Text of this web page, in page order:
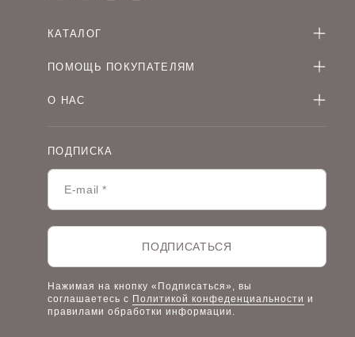
КАТАЛОГ
Детская одежда оптом
ПОМОЩЬ ПОКУПАТЕЛЯМ
Условия сотрудничества
Таблицы размеров
О НАС
Политика конфиденциальности
Наши дилеры
Наш розничный интернет-магазин
ПОДПИСКА
ПОДПИСАТЬСЯ
Нажимая на кнопку «Подписаться», вы
соглашаетесь с Политикой конфеденциальности и
правилами обработки информации.